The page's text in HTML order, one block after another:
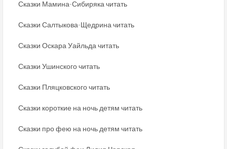
Сказки Мамина-Сибиряка читать
Сказки Салтыкова-Щедрина читать
Сказки Оскара Уайльда читать
Сказки Ушинского читать
Сказки Пляцковского читать
Сказки короткие на ночь детям читать
Сказки про фею на ночь детям читать